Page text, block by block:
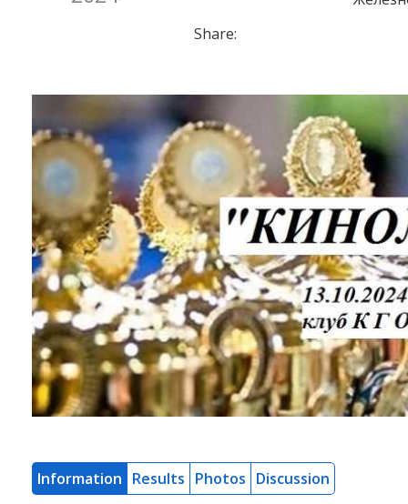
Share:
Information Results Photos Discussion